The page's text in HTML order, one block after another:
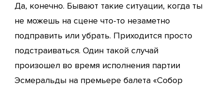
Да, конечно. Бывают такие ситуации, когда ты
не можешь на сцене что-то незаметно
подправить или убрать. Приходится просто
подстраиваться. Один такой случай
произошел во время исполнения партии
Эсмеральды на премьере балета «Собор